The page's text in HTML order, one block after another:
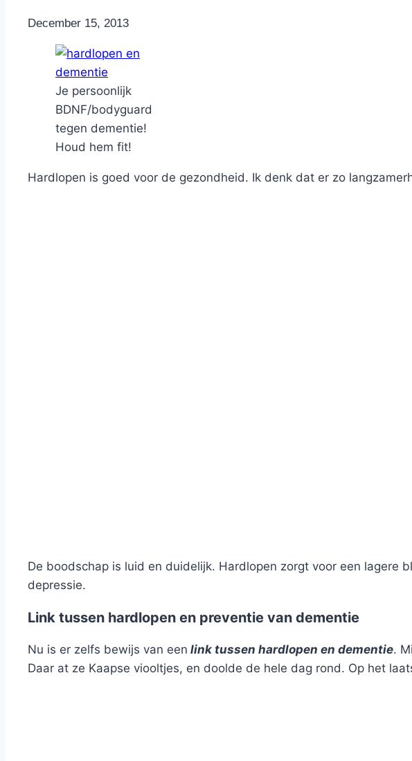
ByNicole
December 15, 2013
Je persoonlijk
BDNF/bodyguard
tegen dementie!
Houd hem fit!
Hardlopen is goed voor de gezondheid. Ik denk dat er zo
De boodschap is luid en duidelijk. Hardlopen zorgt voor een
depressie.
Link tussen hardlopen en preventie van dementie
Nu is er zelfs bewijs van een link tussen hardlopen en dementie.
Daar at ze Kaapse viooltjes, en doolde de hele dag rond. Op het